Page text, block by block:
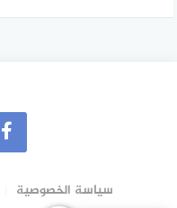
سياسة الخصوصية